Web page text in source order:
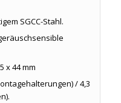
SGCC-Stahl.
x 44 mm
/ 4,3